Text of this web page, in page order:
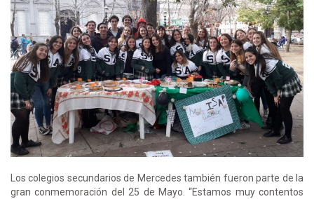
Los colegios secundarios de Mercedes también fueron parte de la
gran conmemoración del 25 de Mayo. “Estamos muy contentos